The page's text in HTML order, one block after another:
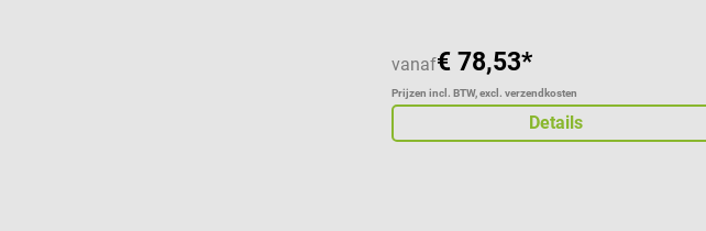
vanaf€ 78,53*
Prijzen incl. BTW, excl. verzendkosten
Details